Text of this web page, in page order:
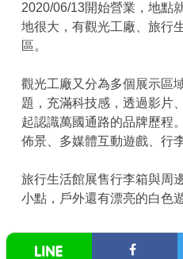
2020/06/13開始營業，地點
地很大，有觀光工廠、旅行
區。
觀光工廠又分為多個展示區
題，充滿科技感，透過影片
起認識萬國通路的品牌歷程
佈景、多媒體互動遊戲、行
旅行生活館展售行李箱與周
小點，戶外還有漂亮的白色